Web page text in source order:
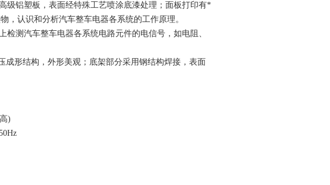
级铝塑板，表面经特殊工艺喷涂底漆处理；面板打印有*
，认识和分析汽车整车电器各系统的工作原理。
测汽车整车电器各系统电路元件的电信号，如电阻、
成形结构，外形美观；底架部分采用钢结构焊接，表面
)